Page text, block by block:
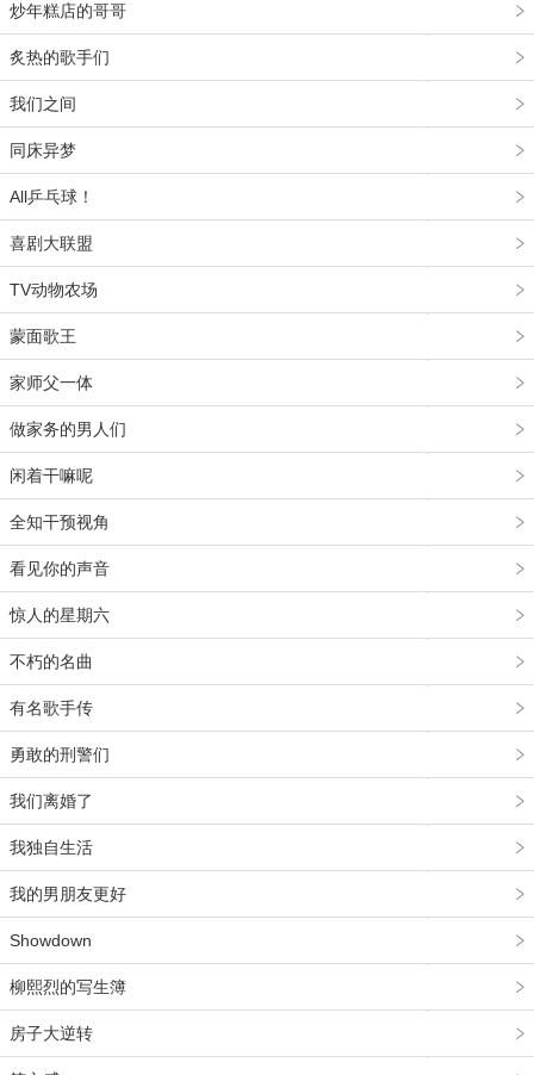
炒年糕店的哥哥
炙热的歌手们
我们之间
同床异梦
All乒乓球！
喜剧大联盟
TV动物农场
蒙面歌王
家师父一体
做家务的男人们
闲着干嘛呢
全知干预视角
看见你的声音
惊人的星期六
不朽的名曲
有名歌手传
勇敢的刑警们
我们离婚了
我独自生活
我的男朋友更好
Showdown
柳熙烈的写生簿
房子大逆转